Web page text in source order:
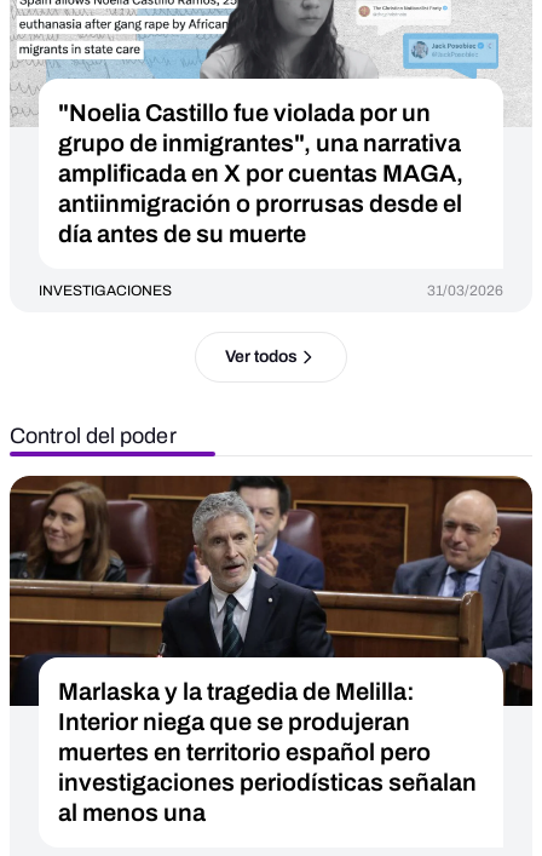
"Noelia Castillo fue violada por un
grupo de inmigrantes", una narrativa
amplificada en X por cuentas MAGA,
antiinmigración o prorrusas desde el
día antes de su muerte
INVESTIGACIONES 31/03/2026
Ver todos
Control del poder
Marlaska y la tragedia de Melilla:
Interior niega que se produjeran
muertes en territorio español pero
investigaciones periodísticas señalan
al menos una